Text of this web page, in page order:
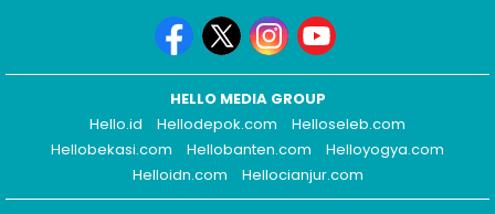
HELLO MEDIA GROUP
Hello.id
Hellodepok.com
Helloseleb.com
Hellobekasi.com
Hellobanten.com
Helloyogya.com
Helloidn.com
Hellocianjur.com